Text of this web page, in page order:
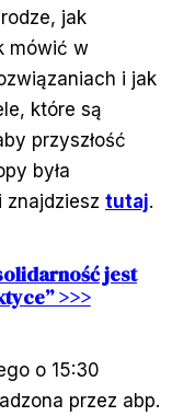
jak
mówić w
i jak
które są
przyszłość
była
znajdziesz tutaj.
jest
>>>
o 15:30
przez abp.